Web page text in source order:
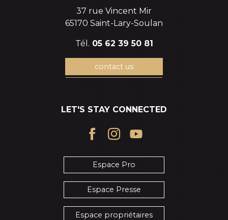
37 rue Vincent Mir
65170 Saint-Lary-Soulan
Tél. 05 62 39 50 81
contact us
LET'S STAY CONNECTED
Espace Pro
Espace Presse
Espace propriétaires